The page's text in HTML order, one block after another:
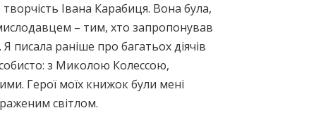
Івана Карабиця. Вона була,
– тим, хто запропонував
писала раніше про багатьох діячів
з Миколою Колессою,
Герої моїх книжок були мені
світлом.